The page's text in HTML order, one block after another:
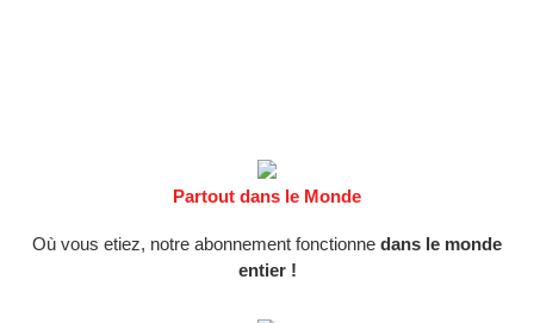
Partout dans le Monde
Où vous etiez, notre abonnement fonctionne dans le monde
entier !